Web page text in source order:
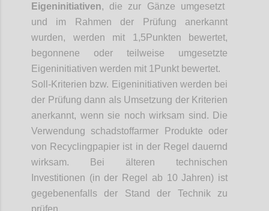
Eigeninitiativen, die zur Gänze umgesetzt
und im Rahmen der Prüfung anerkannt
wurden, werden mit 1,5 Punkten bewertet,
begonnene oder teilweise umgesetzte
Eigeninitiativen werden mit 1 Punkt bewertet.
Soll-Kriterien bzw. Eigeninitiativen werden bei
der Prüfung dann als Umsetzung der Kriterien
anerkannt, wenn sie noch wirksam sind. Die
Verwendung schadstoffarmer Produkte oder
von Recyclingpapier ist in der Regel dauernd
wirksam. Bei älteren technischen
Investitionen (in der Regel ab 10 Jahren) ist
gegebenenfalls der Stand der Technik zu
prüfen.